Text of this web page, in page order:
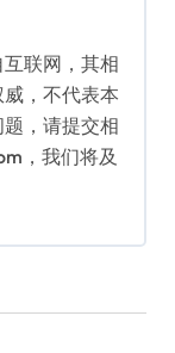
互联网，其相
，不代表本
，请提交相
，我们将及